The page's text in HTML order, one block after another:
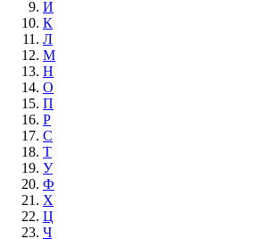
И
К
Л
М
Н
О
П
Р
С
Т
У
Ф
Х
Ц
Ч